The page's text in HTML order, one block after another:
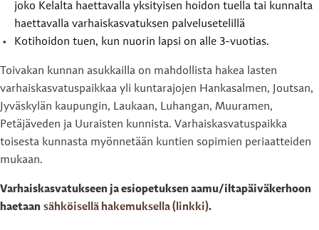
joko Kelalta haettavalla yksityisen hoidon tuella tai kunnalta
haettavalla varhaiskasvatuksen palvelusetelillä
Kotihoidon tuen, kun nuorin lapsi on alle 3-vuotias.
Toivakan kunnan asukkailla on mahdollista hakea lasten
varhaiskasvatuspaikkaa yli kuntarajojen Hankasalmen, Joutsan,
Jyväskylän kaupungin, Laukaan, Luhangan, Muuramen,
Petäjäveden ja Uuraisten kunnista. Varhaiskasvatuspaikka
toisesta kunnasta myönnetään kuntien sopimien periaatteiden
mukaan.
Varhaiskasvatukseen ja esiopetuksen aamu/iltapäiväkerhoon
haetaan sähköisellä hakemuksella (linkki).